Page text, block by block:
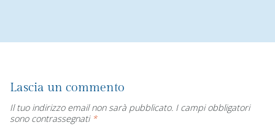
Lascia un commento
Il tuo indirizzo email non sarà pubblicato. I campi obbligatori
sono contrassegnati *